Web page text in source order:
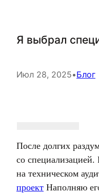
Я выбрал
Июл 28, 2025•Блог
После долгих
со
на техническом
проект Наполняю